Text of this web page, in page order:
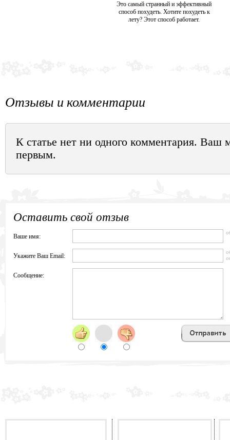
Это самый странный и эффективный
способ похудеть. Хотите похудеть к
лету? Этот способ работает.
Отзывы и комментарии
К статье нет ни одного комментария. Ваш
первым.
Оставить свой отзыв
Ваше имя:
Укажите Ваш Email:
Сообщение: